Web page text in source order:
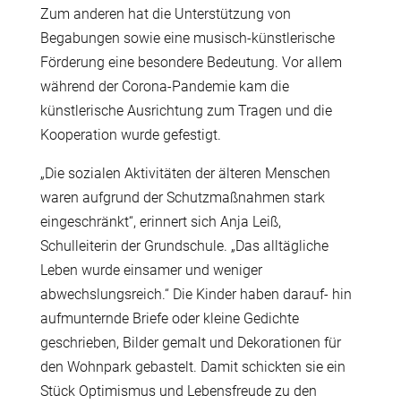
Zum anderen hat die Unterstützung von
Begabungen sowie eine musisch-künstlerische
Förderung eine besondere Bedeutung. Vor allem
während der Corona-Pandemie kam die
künstlerische Ausrichtung zum Tragen und die
Kooperation wurde gefestigt.
„Die sozialen Aktivitäten der älteren Menschen
waren aufgrund der Schutzmaßnahmen stark
eingeschränkt“, erinnert sich Anja Leiß,
Schulleiterin der Grundschule. „Das alltägliche
Leben wurde einsamer und weniger
abwechslungsreich.“ Die Kinder haben darauf- hin
aufmunternde Briefe oder kleine Gedichte
geschrieben, Bilder gemalt und Dekorationen für
den Wohnpark gebastelt. Damit schickten sie ein
Stück Optimismus und Lebensfreude zu den